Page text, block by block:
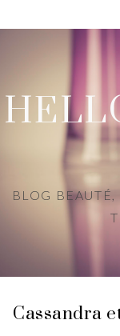
BLOG BEAUTÉ,
Cassandra